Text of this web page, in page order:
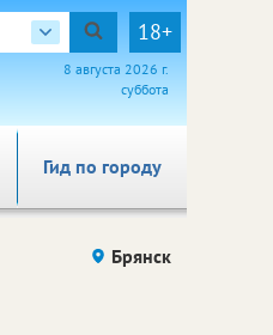
18+
8 августа 2026 г.
суббота
Гид по городу
Брянск